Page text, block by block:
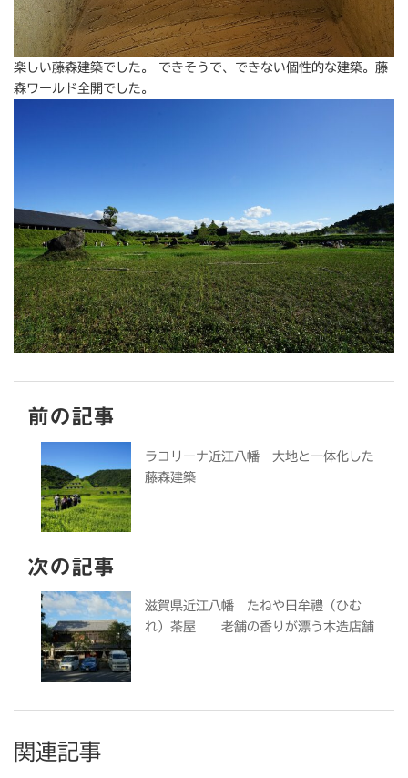
楽しい藤森建築でした。 できそうで、できない個性的な建築。藤
森ワールド全開でした。
前の記事
ラコリーナ近江八幡 大地と一体化した
藤森建築
次の記事
滋賀県近江八幡 たねや日牟禮（ひむ
れ）茶屋 老舗の香りが漂う木造店舗
関連記事